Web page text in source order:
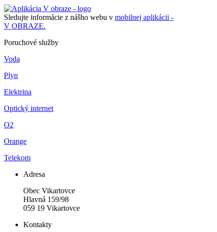
Sledujte informácie z nášho webu v mobilnej aplikácii -
V OBRAZE.
Poruchové služby
Voda
Plyn
Elektrina
Optický internet
O2
Orange
Telekom
Adresa
Obec Vikartovce
Hlavná 159/98
059 19 Vikartovce
Kontakty